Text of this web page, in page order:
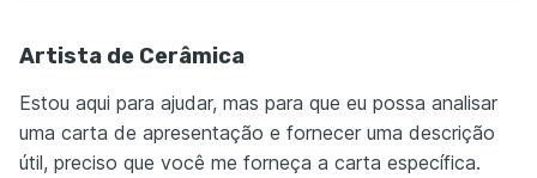
Artista de Cerâmica
Estou aqui para ajudar, mas para que eu possa analisar
uma carta de apresentação e fornecer uma descrição
útil, preciso que você me forneça a carta específica.